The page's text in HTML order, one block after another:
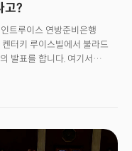
고?
트루이스 연방준비은행
터키 루이스빌에서 불라드
발표를 합니다. 여기서
이려면 최소 5%에서 최고
있는 최종 금리 수준을
컨센서스에 따르면 5%